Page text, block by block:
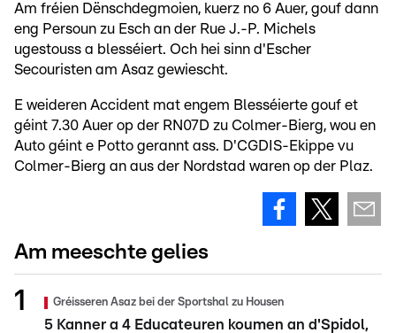
Am fréien Dënschdegmoien, kuerz no 6 Auer, gouf dann
eng Persoun zu Esch an der Rue J.-P. Michels
ugestouss a blesséiert. Och hei sinn d'Escher
Secouristen am Asaz gewiescht.
E weideren Accident mat engem Blesséierte gouf et
géint 7.30 Auer op der RN07D zu Colmer-Bierg, wou en
Auto géint e Potto gerannt ass. D'CGDIS-Ekippe vu
Colmer-Bierg an aus der Nordstad waren op der Plaz.
Am meeschte gelies
Gréisseren Asaz bei der Sportshal zu Housen
5 Kanner a 4 Educateuren koumen an d'Spidol,